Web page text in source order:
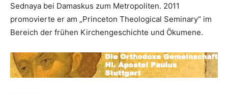
Sednaya bei Damaskus zum Metropoliten. 2011
promovierte er am „Princeton Theological Seminary“ im
Bereich der frühen Kirchengeschichte und Ökumene.